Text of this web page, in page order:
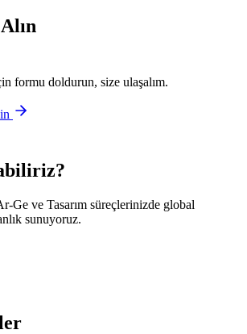
formu doldurun, size ulaşalım.
Ge ve Tasarım süreçlerinizde global
sunuyoruz.